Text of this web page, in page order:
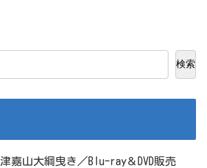
検索
津嘉山大綱曳き／Blu-ray＆DVD販売